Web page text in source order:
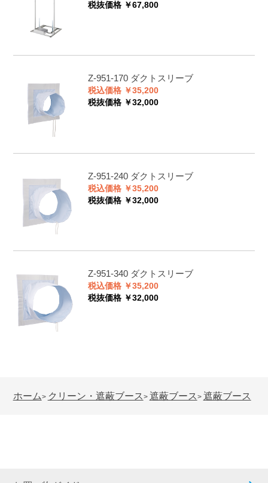
税抜価格 ￥67,800
Z-951-170 ダクトスリーブ
税込価格 ￥35,200
税抜価格 ￥32,000
Z-951-240 ダクトスリーブ
税込価格 ￥35,200
税抜価格 ￥32,000
Z-951-340 ダクトスリーブ
税込価格 ￥35,200
税抜価格 ￥32,000
ホーム> クリーン・遮蔽ブース > 遮蔽ブース > 遮蔽ブース